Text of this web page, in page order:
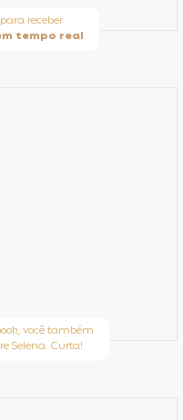
receber
tempo real
você também
Selena. Curta!